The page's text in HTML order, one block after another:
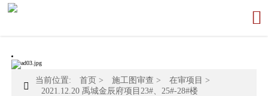


当前位置: 首页 > 施工图审查 > 在审项目 >
2021.12.20 禹城金辰府项目23#、25#-28#楼